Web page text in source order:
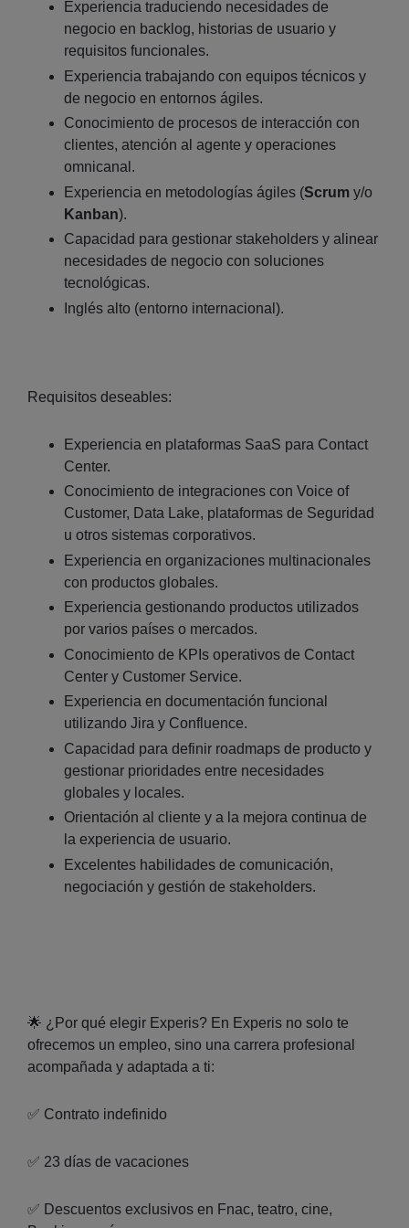
Experiencia traduciendo necesidades de
negocio en backlog, historias de usuario y
requisitos funcionales.
Experiencia trabajando con equipos técnicos y
de negocio en entornos ágiles.
Conocimiento de procesos de interacción con
clientes, atención al agente y operaciones
omnicanal.
Experiencia en metodologías ágiles (Scrum y/o
Kanban).
Capacidad para gestionar stakeholders y alinear
necesidades de negocio con soluciones
tecnológicas.
Inglés alto (entorno internacional).
Requisitos deseables:
Experiencia en plataformas SaaS para Contact
Center.
Conocimiento de integraciones con Voice of
Customer, Data Lake, plataformas de Seguridad
u otros sistemas corporativos.
Experiencia en organizaciones multinacionales
con productos globales.
Experiencia gestionando productos utilizados
por varios países o mercados.
Conocimiento de KPIs operativos de Contact
Center y Customer Service.
Experiencia en documentación funcional
utilizando Jira y Confluence.
Capacidad para definir roadmaps de producto y
gestionar prioridades entre necesidades
globales y locales.
Orientación al cliente y a la mejora continua de
la experiencia de usuario.
Excelentes habilidades de comunicación,
negociación y gestión de stakeholders.
🌟 ¿Por qué elegir Experis? En Experis no solo te
ofrecemos un empleo, sino una carrera profesional
acompañada y adaptada a ti:
✅ Contrato indefinido
✅ 23 días de vacaciones
✅ Descuentos exclusivos en Fnac, teatro, cine,